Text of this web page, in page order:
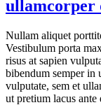
ullamcorper
Nullam aliquet
Vestibulum porta
risus at sapien
bibendum semper in
vulputate, sem et
ut pretium lacus ante